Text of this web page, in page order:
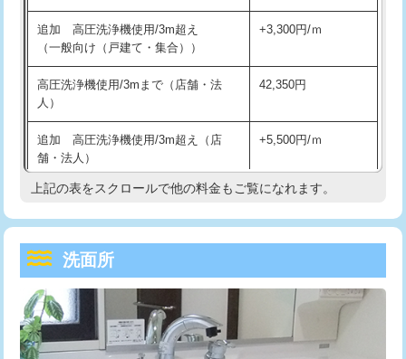
マス交換（深さ50㎝以上） 66,000円
コンクリート斫り（厚さ10㎝まで） 27,500円
コンクリート斫り（厚さ10㎝超え）
モルタル補修（厚さ10㎝まで）
モルタル補修（厚さ10㎝超え） 38,500円
洗面台設置 38,500円
追加人工
廃棄・処分 現場見積
※給水管工事は20mmまでの価格です。
持込商品取付（混合水栓） 16,500円
給水管工事※（ホール加工)
給水管工事※（バンド止め) 3,300円
給水管工事※（支持金具設置) 5,500円
給水管工事※（保温材使用（バンド止
め込み）)
5,500円
給水管工事※（土の掘削・埋め戻し作
業)
11,000円
給水管工事※（塩ビ管（VP・HI）使
用/3ｍまで)
33,000円
追加 高圧洗浄機使用/3m超え
（一般向け（戸建て・集合））
+3,300円/ｍ
高圧洗浄機使用/3mまで（店舗・法
人）
42,350円
追加 高圧洗浄機使用/3m超え（店
舗・法人）
+5,500円/ｍ
高度高圧洗浄換 現地調査
トーラー機使用/3mまで
追加トーラー機使用/3m超え +3,300円
カメラ調査 33,000円
上記の表をスクロールで他の料金もご覧になれます。
洗面所